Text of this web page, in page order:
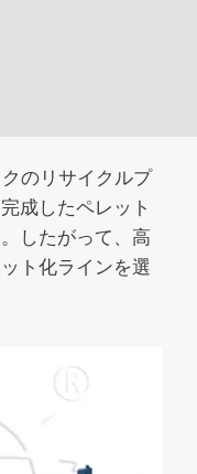
のリサイクルプ
成したペレット
したがって、高
ト化ラインを選